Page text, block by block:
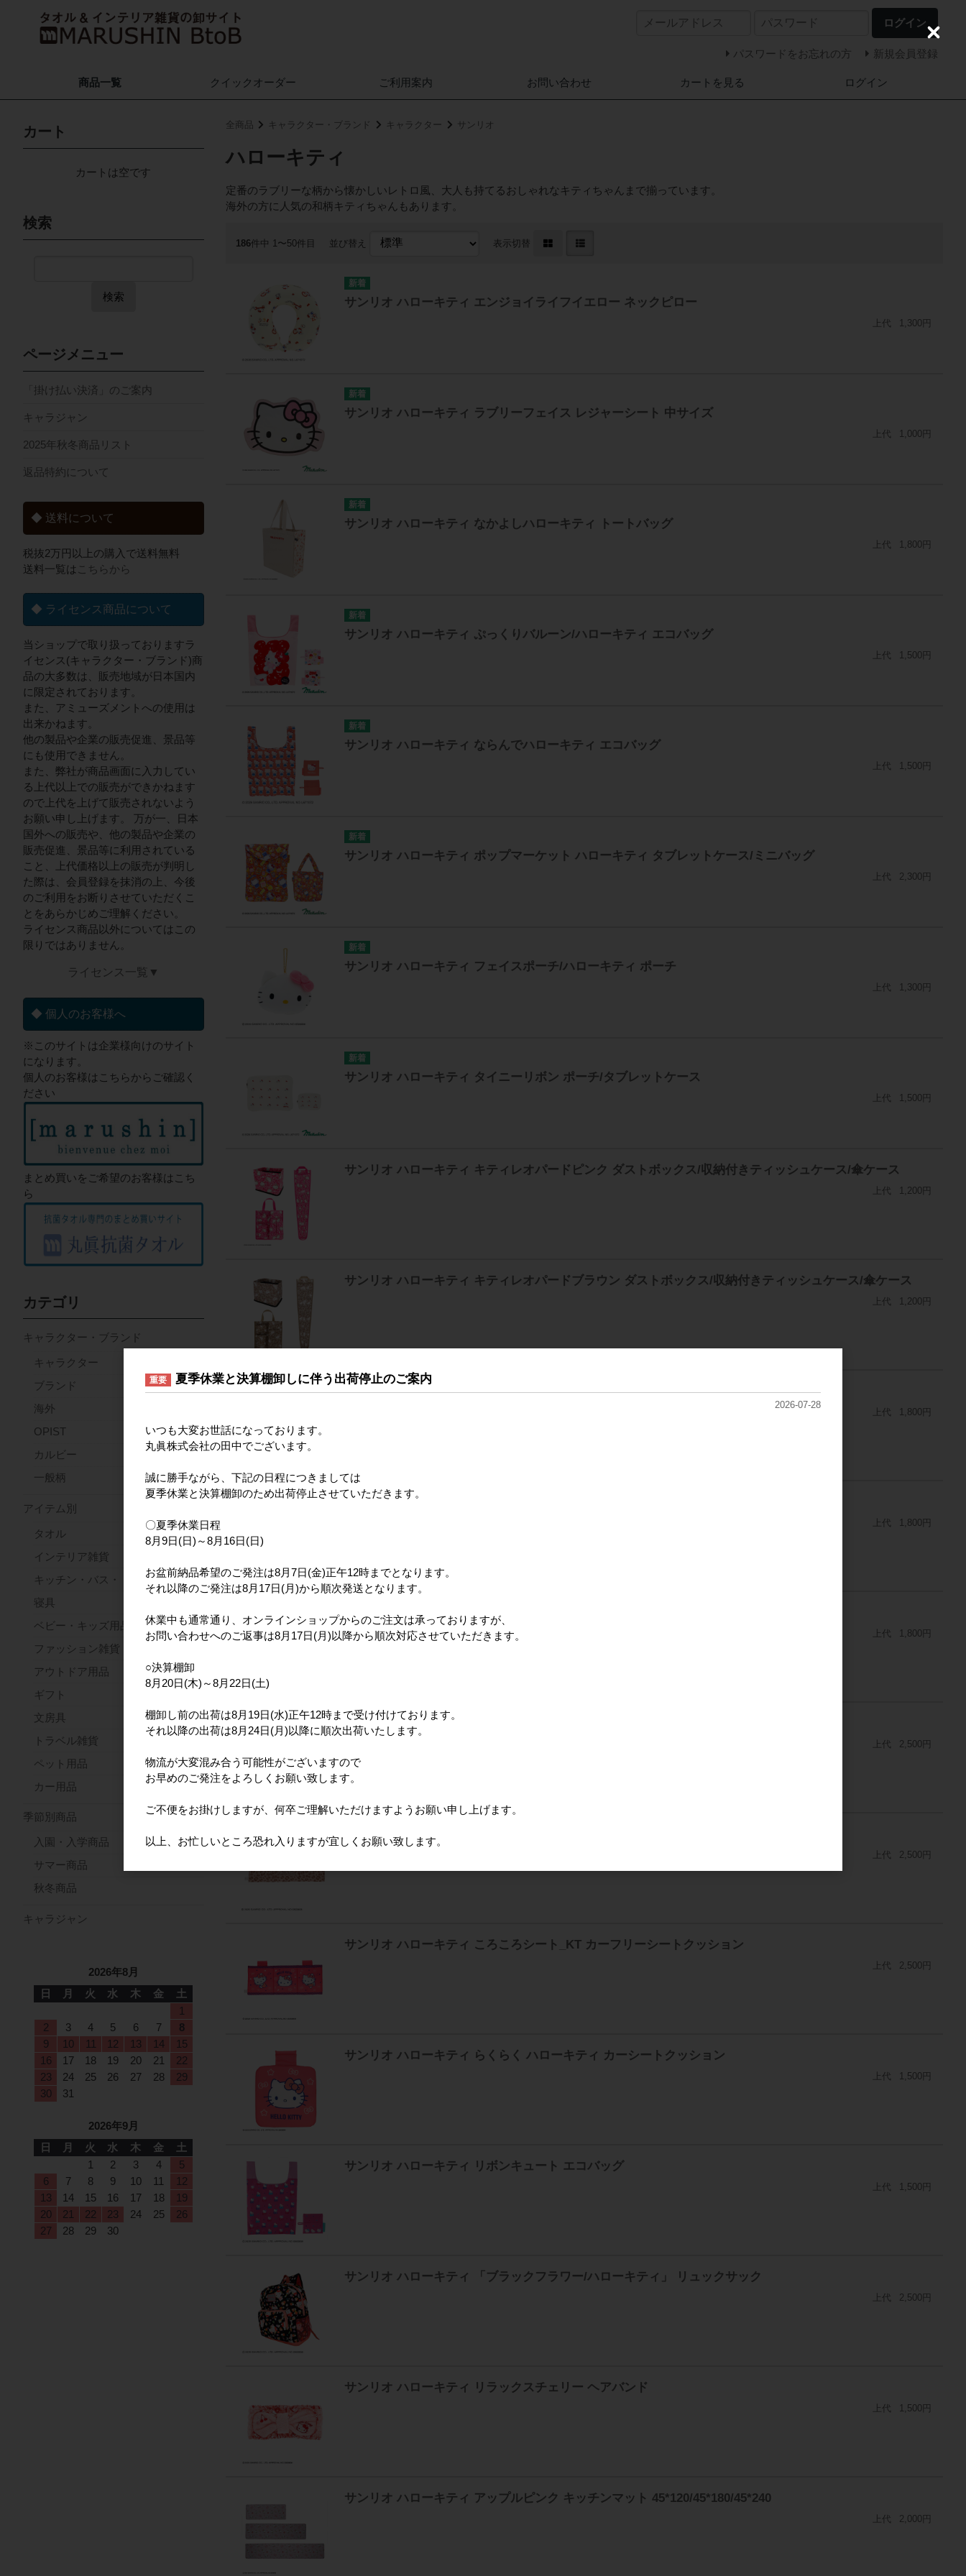
ログイン
パスワードをお忘れの方 新規会員登録
商品一覧 クイック オーダー ご利用案内 お問い合わせ カートを見る ログイン
全商品 キャラクター・ブランド キャラクター サンリオ
ハローキティ
定番のラブリーな柄から懐かしいレトロ風、大人も持てるおしゃれなキティちゃんまで揃っています。
海外の方に人気の和柄キティちゃんもあります。
186件中 1〜50件目 並び替え 表示切替
サンリオ ハローキティ エンジョイライフイエロー ネックピロー
上代 1,300円
サンリオ ハローキティ ラブリーフェイス レジャーシート 中サイズ
上代 1,000円
サンリオ ハローキティ なかよしハローキティ トートバッグ
上代 1,800円
サンリオ ハローキティ ぷっくりバルーン/ハローキティ エコバッグ
上代 1,500円
サンリオ ハローキティ ならんでハローキティ エコバッグ
上代 1,500円
サンリオ ハローキティ ポップマーケット ハローキティ タブレットケース/ミニバッグ
上代 2,300円
サンリオ ハローキティ フェイスポーチ/ハローキティ ポーチ
上代 1,300円
サンリオ ハローキティ タイニーリボン ポーチ/タブレットケース
上代 1,500円
サンリオ ハローキティ キティレオパードピンク ダストボックス/収納付きティッシュケース/傘ケース
上代 1,200円
サンリオ ハローキティ キティレオパードブラウン ダストボックス/収納付きティッシュケース/傘ケース
上代 1,200円
サンリオ ハローキティ キティレオパードピンク 足元マット2枚組
上代 1,800円
サンリオ ハローキティ キティレオパードブラウン 足元マット2枚組
上代 1,800円
サンリオ ハローキティ ころころマット_KT 足元マット2枚組
上代 1,800円
サンリオ ハローキティ キティレオパードピンク カーフリーシートクッション
上代 2,500円
サンリオ ハローキティ キティレオパードブラウン カーフリーシートクッション
上代 2,500円
サンリオ ハローキティ ころころシート_KT カーフリーシートクッション
上代 2,500円
サンリオ ハローキティ らくらく ハローキティ カーシートクッション
上代 1,500円
サンリオ ハローキティ リボンキュート エコバッグ
上代 1,500円
サンリオ ハローキティ 「ブラックフラワー/ハローキティ」 リュックサック
上代 2,500円
サンリオ ハローキティ リラックスチェリー ヘアバンド
上代 1,500円
サンリオ ハローキティ アップルピンク キッチンマット 45*120/45*180/45*240
上代 2,000円
カート
カートは空です
検索
検索
ページメニュー
「掛け払い決済」のご案内
キャラジャン
2025年秋冬商品リスト
返品特約について
◆ 送料について
税抜2万円以上の購入で送料無料
送料一覧は こちらから
◆ ライセンス商品について
当ショップで取り扱っておりますラ
イセンス(キャラクター・ブランド)商
品の大多数は、販売地域が日本国内
に限定されております。
また、アミューズメントへの使用は
出来かねます。
他の製品や企業の販売促進、景品等
にも使用できません。
また、弊社が商品画面に入力してい
る上代以上での販売ができかねます
ので上代を上げて販売されないよう
お願い申し上げます。 万が一、日本
国外への販売や、他の製品や企業の
販売促進、景品等に利用されている
こと、上代価格以上の販売が判明し
た際は、会員登録を抹消の上、今後
のご利用をお断りさせていただくこ
とをあらかじめご理解ください。
ライセンス商品以外についてはこの
限りではありません。
ライセンス一覧▼
◆ 個人のお客様へ
※このサイトは企業様向けのサイト
になります。
個人のお客様はこちらからご確認く
ださい
まとめ買いをご希望のお客様はこち
ら
カテゴリ
キャラクター・ブランド
キャラクター
ブランド
海外
OPIST
カルビー
一般柄
アイテム別
タオル
インテリア雑貨
キッチン・バス・トイレ
寝具
ベビー・キッズ用品
ファッション雑貨
アウトドア用品
ギフト
文房具
トラベル雑貨
ペット用品
カー用品
季節別商品
入園・入学商品
サマー商品
秋冬商品
キャラジャン
2026年8月
日
月 火 水 木 金
土
1
2
3 4 5 6 7
8
9
10 11 12 13 14
15
16
17 18 19 20 21
22
23
24 25 26 27 28
29
30
31
2026年9月
日
月 火 水 木 金
土
1
2 3 4
5
6
7 8 9 10 11
12
13
14 15 16 17 18
19
20
21 22 23 24 25
26
27
28 29 30
重要 夏季休業と決算棚卸しに伴う出荷停止のご案内
2026-07-28
いつも大変お世話になっております。
丸眞株式会社の田中でございます。
誠に勝手ながら、下記の日程につきましては
夏季休業と決算棚卸のため出荷停止させていただきます。
〇夏季休業日程
8月9日(日)～8月16日(日)
お盆前納品希望のご発注は8月7日(金)正午12時までとなります。
それ以降のご発注は8月17日(月)から順次発送となります。
休業中も通常通り、オンラインショップからのご注文は承っておりますが、
お問い合わせへのご返事は8月17日(月)以降から順次対応させていただきます。
○決算棚卸
8月20日(木)～8月22日(土)
棚卸し前の出荷は8月19日(水)正午12時まで受け付けております。
それ以降の出荷は8月24日(月)以降に順次出荷いたします。
物流が大変混み合う可能性がございますので
お早めのご発注をよろしくお願い致します。
ご不便をお掛けしますが、何卒ご理解いただけますようお願い申し上げます。
以上、お忙しいところ恐れ入りますが宜しくお願い致します。
C
l
o